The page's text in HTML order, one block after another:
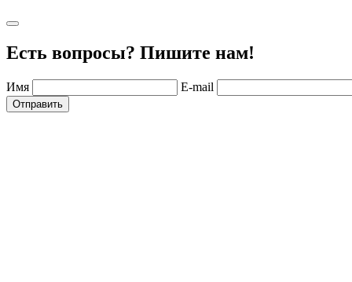
Есть вопросы? Пишите нам!
Имя E-mail